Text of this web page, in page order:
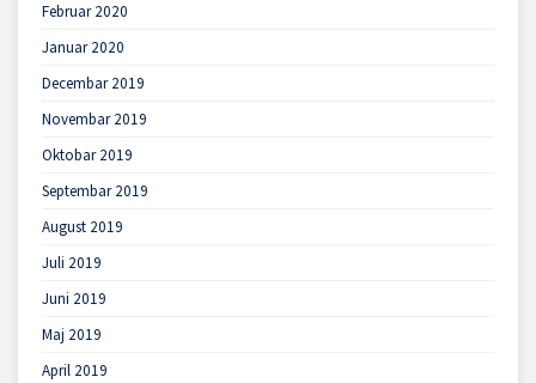
Februar 2020
Januar 2020
Decembar 2019
Novembar 2019
Oktobar 2019
Septembar 2019
August 2019
Juli 2019
Juni 2019
Maj 2019
April 2019